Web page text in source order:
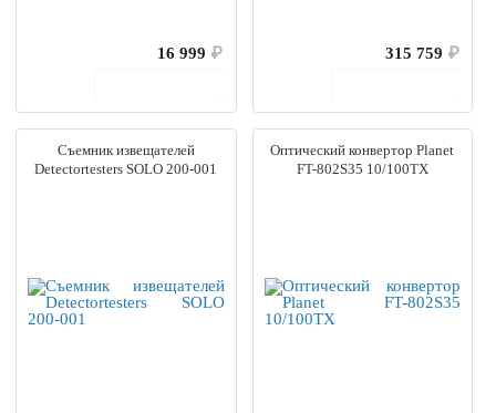
16 999 ₽
315 759 ₽
Съемник извещателей
Detectortesters SOLO 200-001
Оптический конвертор Planet
FT-802S35 10/100TX